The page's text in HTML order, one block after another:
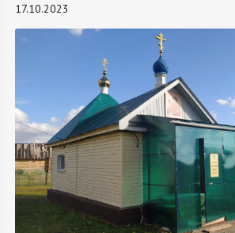
17.10.2023